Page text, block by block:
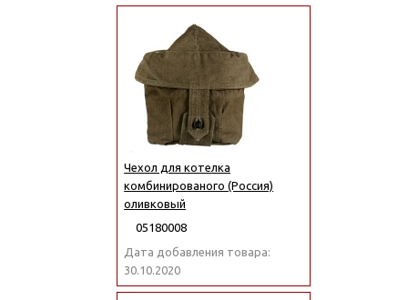
Чехол для котелка
комбинированого (Россия)
оливковый
05180008
Дата добавления товара:
30.10.2020